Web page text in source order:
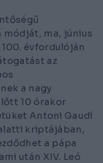
ma, június
évfordulóján
az
a nagy
10 órakor
Antoni Gaudí
kriptájában,
a pápa
után XIV. Leó